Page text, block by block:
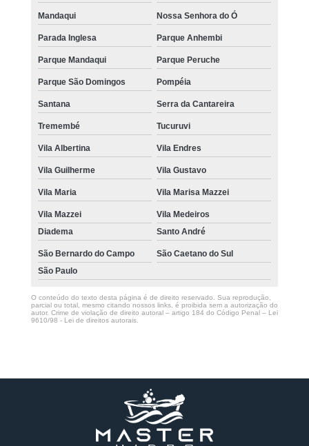
Mandaqui Nossa Senhora do Ó
Parada Inglesa Parque Anhembi
Parque Mandaqui Parque Peruche
Parque São Domingos Pompéia
Santana Serra da Cantareira
Tremembé Tucuruvi
Vila Albertina Vila Endres
Vila Guilherme Vila Gustavo
Vila Maria Vila Marisa Mazzei
Vila Mazzei
Vila Medeiros
Diadema
Santo André
São Bernardo do Campo
São Caetano do Sul
São Paulo
O conteúdo do texto desta página é de direito reservado. Sua reprodução,
parcial ou total, mesmo citando nossos links, é proibida sem a autorização do
autor. Crime de violação de direito autoral – artigo 184 do Código Penal – Lei
9610/98 - Lei de direitos autorais.